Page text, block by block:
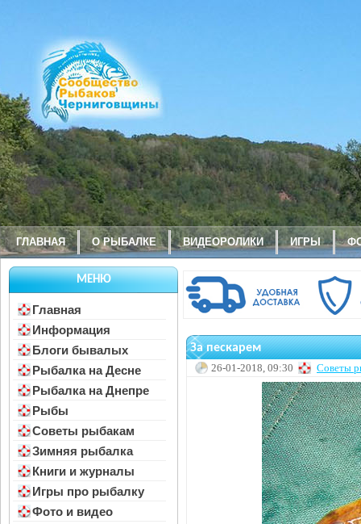
ГЛАВНАЯ О РЫБАЛКЕ ВИДЕОРОЛИКИ ИГРЫ
МЕНЮ
Главная
Информация
Блоги бывалых
Рыбалка на Десне
Рыбалка на Днепре
Рыбы
Советы рыбакам
Зимняя рыбалка
Книги и журналы
Игры про рыбалку
Фото и видео
За пескарем
26-01-2018, 09:30 Советы